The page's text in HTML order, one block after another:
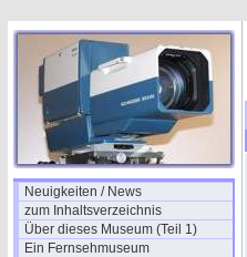
Neuigkeiten / News
zum Inhaltsverzeichnis
Über dieses Museum (Teil 1)
Ein Fernsehmuseum